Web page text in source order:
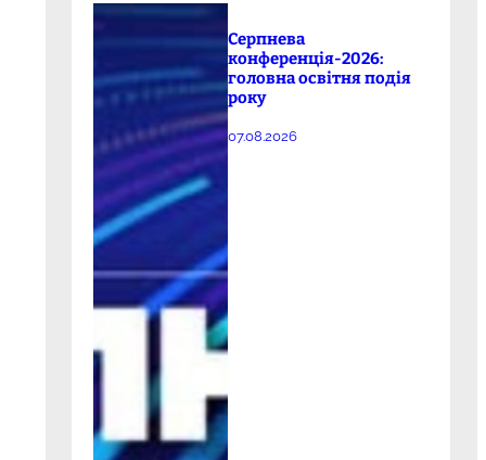
Серпнева
конференція-2026:
головна освітня подія
року
07.08.2026